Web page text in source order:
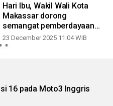
Hari Ibu, Wakil Wali Kota
Makassar dorong
semangat pemberdayaan
perempuan
23 December 2025 11:04 WIB
16 pada Moto3 Inggris